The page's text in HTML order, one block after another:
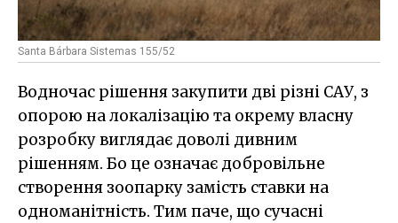
Santa Bárbara Sistemas 155/52
Водночас рішення закупити дві різні САУ, з
опорою на локалізацію та окрему власну
розробку виглядає доволі дивним
рішенням. Бо це означає добровільне
створення зоопарку замість ставки на
одноманітність. Тим паче, що сучасні